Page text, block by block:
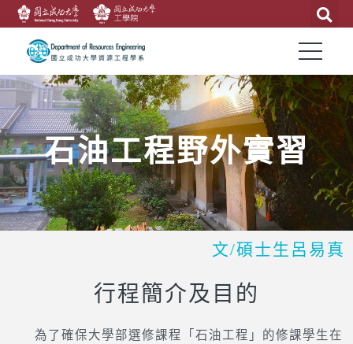
石油工程野外實習
文/碩士生呂易真
行程簡介及目的
為了確保大學部選修課程「石油工程」的修課學生在